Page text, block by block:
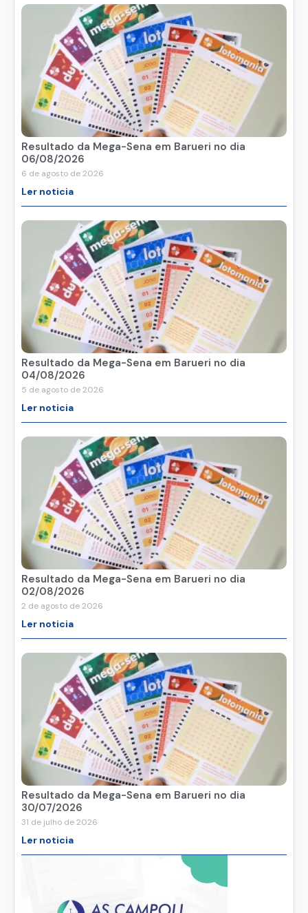
Resultado da Mega-Sena em Barueri no dia
06/08/2026
6 de agosto de 2026
Ler noticia
Resultado da Mega-Sena em Barueri no dia
04/08/2026
5 de agosto de 2026
Ler noticia
Resultado da Mega-Sena em Barueri no dia
02/08/2026
2 de agosto de 2026
Ler noticia
Resultado da Mega-Sena em Barueri no dia
30/07/2026
31 de julho de 2026
Ler noticia